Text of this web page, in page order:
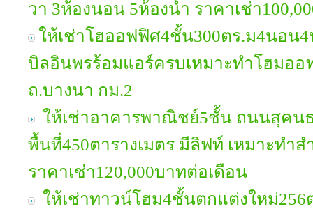
วา 3ห้องนอน 5ห้องน้ำ ราคาเช่า
ให้เช่าโฮออฟฟิศ4ชั้น300ตร.ม4นอน
บิลอินพรร้อมแอร์ครบเหมาะทำโฮมออ
ถ.บางนา กม.2
ให้เช่าอาคารพาณิชย์5ชั้น ถนนสุคน
พื้นที่450ตารางเมตร มีลิฟท์ เหมาะทำ
ราคาเช่า120,000บาทต่อเดือน
ให้เช่าทาวน์โฮม4ชั้นตกแต่งใหม่